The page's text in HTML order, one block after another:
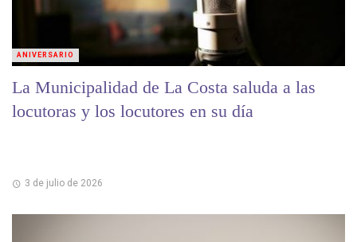
La Municipalidad de La Costa saluda a las
locutoras y los locutores en su día
3 de julio de 2026
ANIVERSARIO